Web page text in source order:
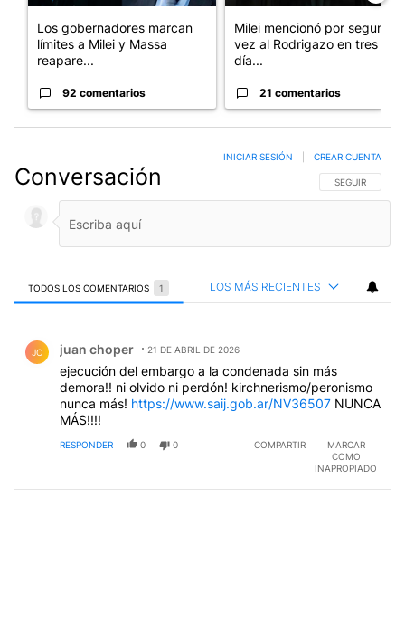
Los gobernadores marcan
límites a Milei y Massa
reapare...
92 comentarios
Milei mencionó por segunda
vez al Rodrigazo en tres
día...
21 comentarios
Conversación SIGA ESTA
SEGUIR
INICIAR SESIÓN CREAR CUENTA
TODOS LOS COMENTARIOS 1 LOS MÁS RECIENTES
JC juan choper 21 DE ABRIL DE 2026
ejecución del embargo a la condenada sin más
demora!! ni olvido ni perdón! kirchnerismo/peronismo
nunca más! https://www.saij.gob.ar/NV36507 NUNCA
MÁS!!!!
RESPONDER 0 0 COMPARTIR
MARCAR
COMO
INAPROPIADO